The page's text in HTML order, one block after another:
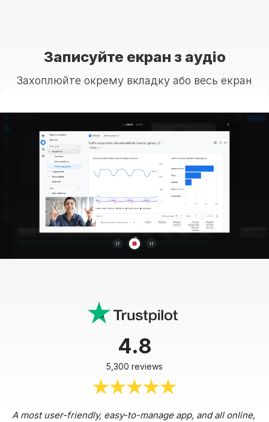
Записуйте екран з аудіо
Захоплюйте окрему вкладку або весь екран
4.8
5,300 reviews
A most user-friendly, easy-to-manage app, and all online,